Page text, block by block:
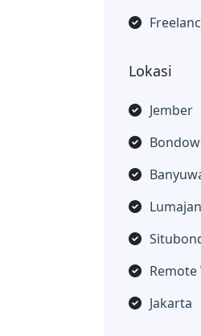
Lokasi
Jember
Remote
Jakarta